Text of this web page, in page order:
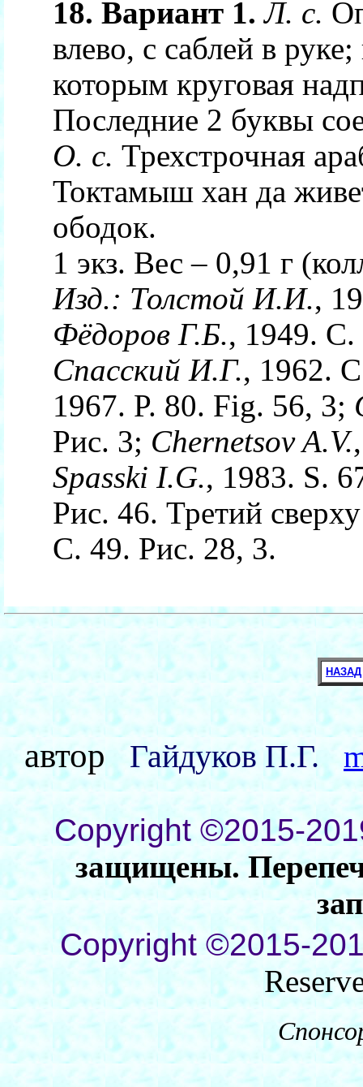
18. Вариант 1. Л. с.
влево, с саблей в
которым круговая
Последние 2 буквы
О. с. Трехстрочная
Токтамыш хан да
ободок.
1 экз. Вес – 0,91 г
Изд.: Толстой И.И.,
Фёдоров Г.Б., 1949.
Спасский И.Г., 1962.
1967. P. 80. Fig. 56, 3;
Рис. 3; Chernetsov A.V.
Spasski I.G., 1983. S.
Рис. 46. Третий
С. 49. Рис. 28, 3.
НАЗАД
автор Гайдуков П.Г.
Copyright ©2015-
защищены.
Copyright ©2015-